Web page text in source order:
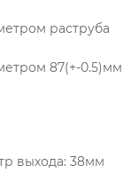
раструба
87(+-0.5)мм
выхода: 38мм